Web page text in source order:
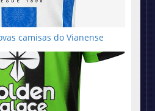
camisas do Vianense